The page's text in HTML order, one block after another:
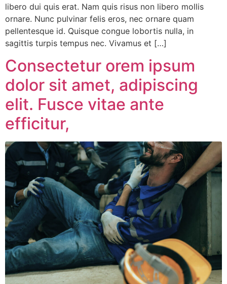
libero dui quis erat. Nam quis risus non libero mollis
ornare. Nunc pulvinar felis eros, nec ornare quam
pellentesque id. Quisque congue lobortis nulla, in
sagittis turpis tempus nec. Vivamus et […]
Consectetur orem ipsum
dolor sit amet, adipiscing
elit. Fusce vitae ante
efficitur,